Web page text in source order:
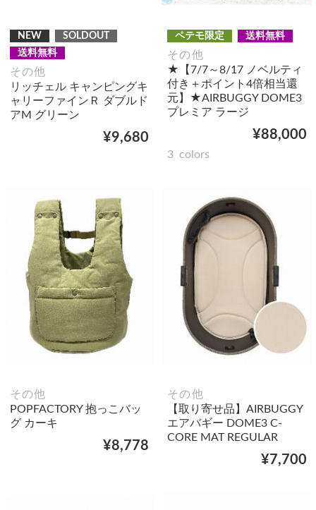
NEW
SOLDOUT
送料無料
その他
リッチェル キャンピングキ
ャリーファインＲ ダブルド
アM グリーン
¥9,680
ペテモ限定 送料無料
その他
★【7/7～8/17 ノベルティ
付き＋ポイント4倍相当還
元】★AIRBUGGY DOME3
プレミア ラージ
¥88,000
3 colors
その他
POPFACTORY 抱っこバッ
グ カーキ
¥8,778
その他
【取り寄せ品】AIRBUGGY
エアバギー DOME3 C-
CORE MAT REGULAR
¥7,700